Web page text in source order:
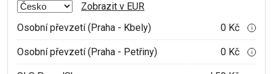
Zobrazit v EUR
Osobní převzetí (Praha - Kbely)
0 Kč i
Osobní převzetí (Praha - Petřiny) 0 Kč i